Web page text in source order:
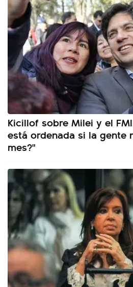
Kicillof sobre Milei y el
está ordenada si la gente
mes?"